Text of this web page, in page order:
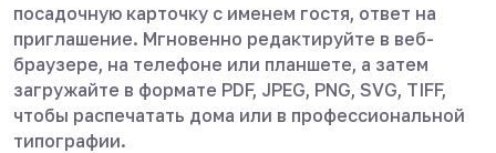
посадочную карточку с именем гостя, ответ на
приглашение. Мгновенно редактируйте в веб-
браузере, на телефоне или планшете, а затем
загружайте в формате PDF, JPEG, PNG, SVG, TIFF,
чтобы распечатать дома или в профессиональной
типографии.